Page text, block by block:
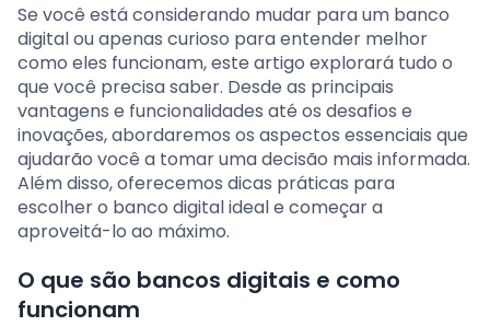
Se você está considerando mudar para um banco
digital ou apenas curioso para entender melhor
como eles funcionam, este artigo explorará tudo o
que você precisa saber. Desde as principais
vantagens e funcionalidades até os desafios e
inovações, abordaremos os aspectos essenciais que
ajudarão você a tomar uma decisão mais informada.
Além disso, oferecemos dicas práticas para
escolher o banco digital ideal e começar a
aproveitá-lo ao máximo.
O que são bancos digitais e como
funcionam